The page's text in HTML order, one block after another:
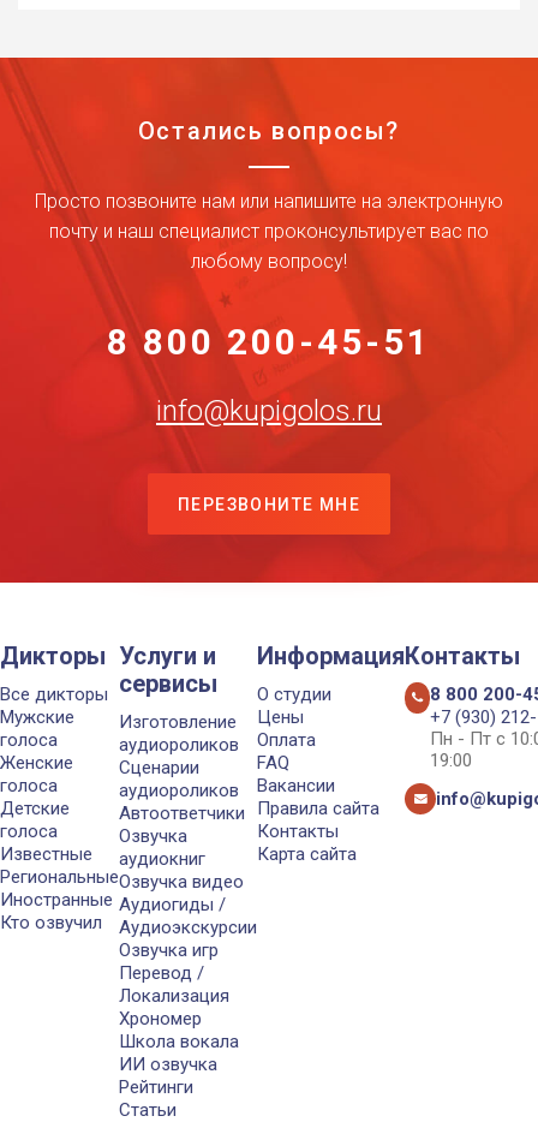
Остались вопросы?
Просто позвоните нам или напишите на электронную
почту и наш специалист проконсультирует вас по
любому вопросу!
8 800 200-45-51
info@kupigolos.ru
ПЕРЕЗВОНИТЕ МНЕ
Дикторы
Все дикторы
Мужские
голоса
Женские
голоса
Детские
голоса
Известные
Региональные
Иностранные
Кто озвучил
Услуги и
сервисы
Изготовление
аудиороликов
Сценарии
аудиороликов
Автоответчики
Озвучка
аудиокниг
Озвучка видео
Аудиогиды /
Аудиоэкскурсии
Озвучка игр
Перевод /
Локализация
Хрономер
Школа вокала
ИИ озвучка
Рейтинги
Статьи
Информация
О студии
Цены
Оплата
FAQ
Вакансии
Правила сайта
Контакты
Карта сайта
Контакты
8 800 200-
+7 (930)
Пн - Пт с
19:00